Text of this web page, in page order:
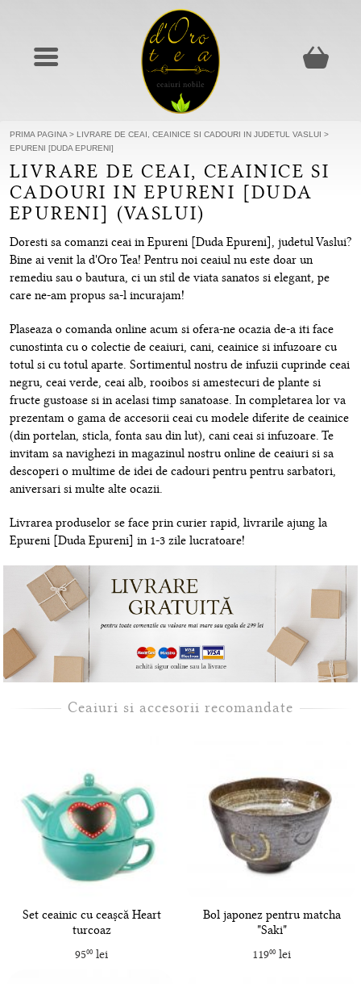
PRIMA PAGINA > LIVRARE DE CEAI, CEAINICE SI CADOURI IN JUDETUL VASLUI >
EPURENI [DUDA EPURENI]
LIVRARE DE CEAI, CEAINICE SI
CADOURI IN EPURENI [DUDA
EPURENI] (VASLUI)
Doresti sa comanzi ceai in Epureni [Duda Epureni], judetul Vaslui?
Bine ai venit la d'Oro Tea! Pentru noi ceaiul nu este doar un
remediu sau o bautura, ci un stil de viata sanatos si elegant, pe
care ne-am propus sa-l incurajam!
Plaseaza o comanda online acum si ofera-ne ocazia de-a iti face
cunostinta cu o colectie de ceaiuri, cani, ceainice si infuzoare cu
totul si cu totul aparte. Sortimentul nostru de infuzii cuprinde ceai
negru, ceai verde, ceai alb, rooibos si amestecuri de plante si
fructe gustoase si in acelasi timp sanatoase. In completarea lor va
prezentam o gama de accesorii ceai cu modele diferite de ceainice
(din portelan, sticla, fonta sau din lut), cani ceai si infuzoare. Te
invitam sa navighezi in magazinul nostru online de ceaiuri si sa
descoperi o multime de idei de cadouri pentru pentru sarbatori,
aniversari si multe alte ocazii.
Livrarea produselor se face prin curier rapid, livrarile ajung la
Epureni [Duda Epureni] in 1-3 zile lucratoare!
Ceaiuri si accesorii recomandate
Set ceainic cu ceașcă Heart
turcoaz
9500lei
Bol japonez pentru matcha
"Saki"
11900 lei